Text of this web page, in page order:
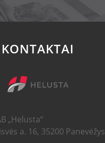
KONTAKTAI
„Helusta“
a. 16, 35200 Panevėžys